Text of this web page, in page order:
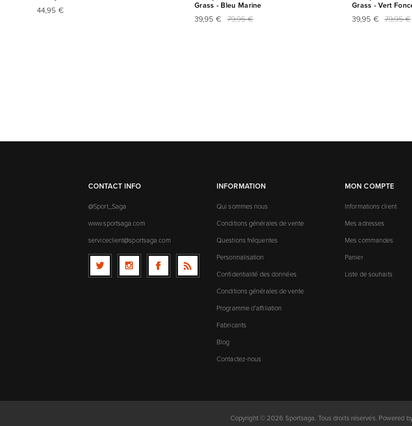
44,95 €
Grass - Bleu Marine
39,95 € 79,95 €
Grass - Vert
39,95 € 79,95 €
CONTACT INFO
@Sport_Saga
www.sportsaga.com
serviceclient@sportsaga.com
INFORMATION
Qui sommes nous
Conditions générales de vente
Questions fréquentes
Personnalisation
Confidentialité des données
Conditions générales de vente
Programme d’affiliation
Fabricants
Blog
Contactez-nous
MON COMPTE
Informations client
Mes adresses
Mes commandes
Panier
Liste de souhaits
Copyright © 2026 Sportsaga. Tous droits réservés. Powered